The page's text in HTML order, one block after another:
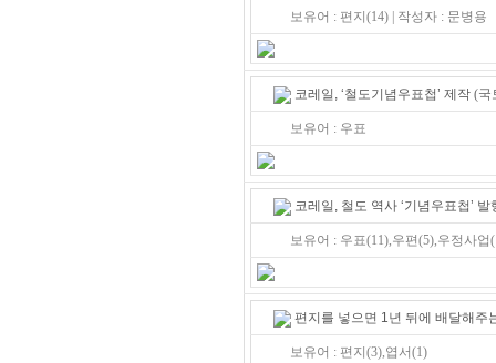
보유어 : 편지(14) | 작성자 : 문병용
코레일, ‘철도기념우표첩’ 제작 (국
보유어 : 우표
코레일, 철도 역사 ‘기념우표첩’ 발
보유어 : 우표(11),우편(5),우정사
편지를 넣으면 1년 뒤에 배달해주
보유어 : 편지(3),엽서(1)